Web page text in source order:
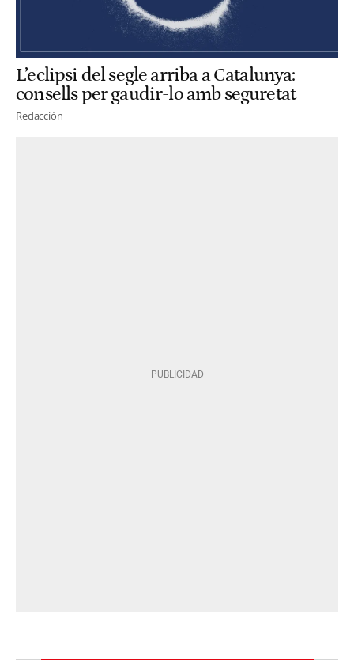
L’eclipsi del segle arriba a Catalunya:
consells per gaudir-lo amb seguretat
Redacción